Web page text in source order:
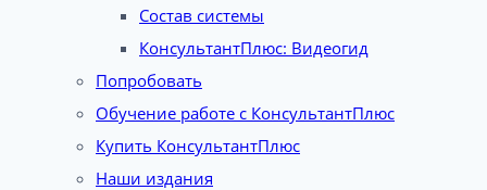
Состав системы
КонсультантПлюс: Видеогид
Попробовать
Обучение работе с КонсультантПлюс
Купить КонсультантПлюс
Наши издания